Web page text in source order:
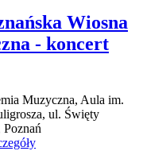
Wiosna
- koncert
Muzyczna, Aula im.
ul. Święty